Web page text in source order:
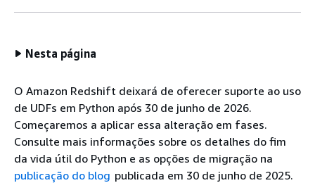
Nesta página
O Amazon Redshift deixará de oferecer suporte ao uso
de UDFs em Python após 30 de junho de 2026.
Começaremos a aplicar essa alteração em fases.
Consulte mais informações sobre os detalhes do fim
da vida útil do Python e as opções de migração na
publicação do blog publicada em 30 de junho de 2025.